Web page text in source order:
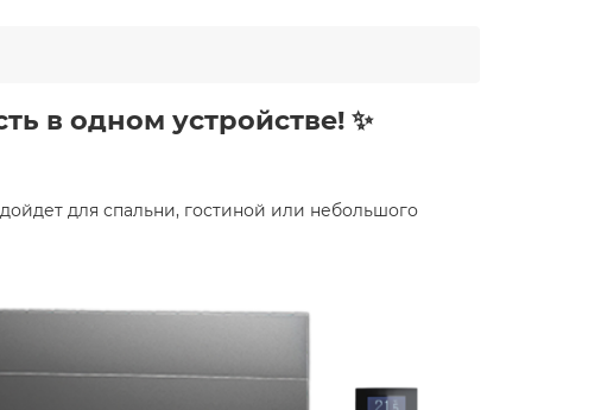
в одном устройстве! ️✨
для спальни, гостиной или небольшого